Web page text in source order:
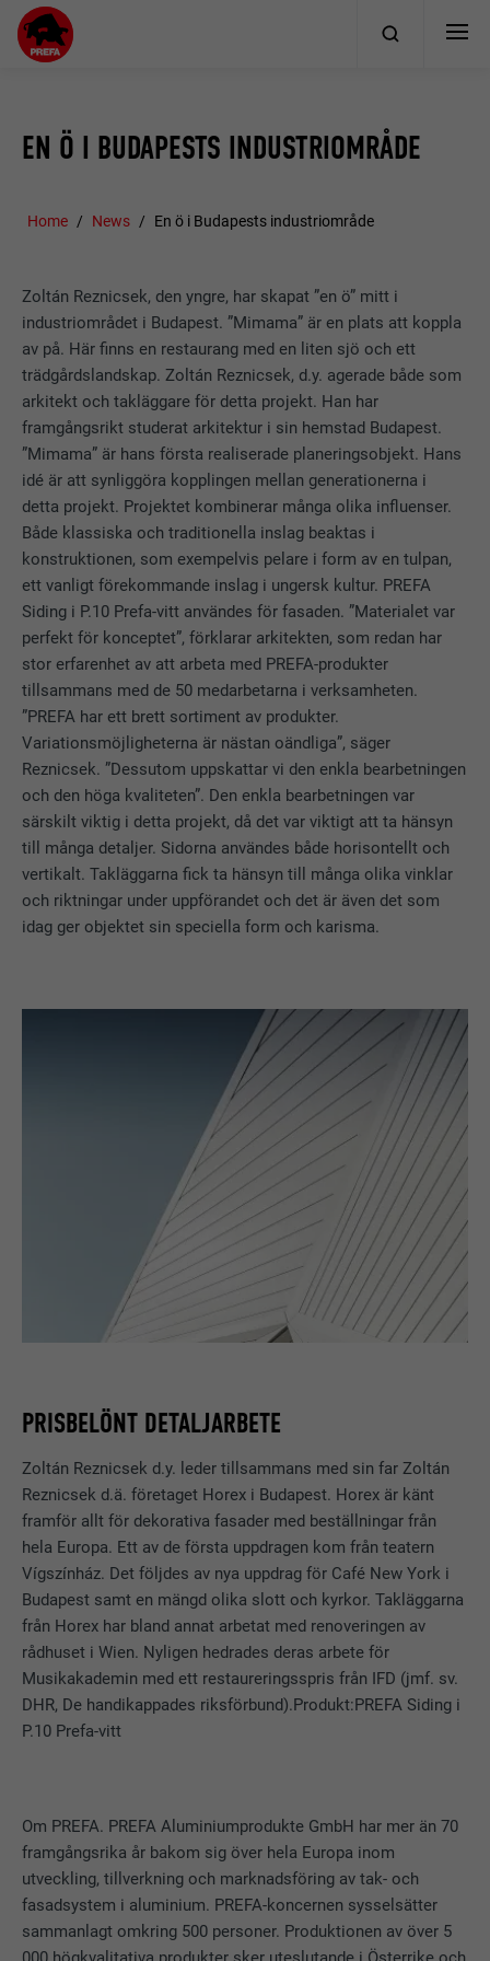
EN Ö I BUDAPESTS INDUSTRIOMRÅDE
Home News En ö i Budapests industriområde
Zoltán Reznicsek, den yngre, har skapat ”en ö” mitt i
industriområdet i Budapest. ”Mimama” är en plats att koppla
av på. Här finns en restaurang med en liten sjö och ett
trädgårdslandskap. Zoltán Reznicsek, d.y. agerade både som
arkitekt och takläggare för detta projekt. Han har
framgångsrikt studerat arkitektur i sin hemstad Budapest.
”Mimama” är hans första realiserade planeringsobjekt. Hans
idé är att synliggöra kopplingen mellan generationerna i
detta projekt. Projektet kombinerar många olika influenser.
Både klassiska och traditionella inslag beaktas i
konstruktionen, som exempelvis pelare i form av en tulpan,
ett vanligt förekommande inslag i ungersk kultur. PREFA
Siding i P.10 Prefa-vitt användes för fasaden. ”Materialet var
perfekt för konceptet”, förklarar arkitekten, som redan har
stor erfarenhet av att arbeta med PREFA-produkter
tillsammans med de 50 medarbetarna i verksamheten.
”PREFA har ett brett sortiment av produkter.
Variationsmöjligheterna är nästan oändliga”, säger
Reznicsek. ”Dessutom uppskattar vi den enkla bearbetningen
och den höga kvaliteten”. Den enkla bearbetningen var
särskilt viktig i detta projekt, då det var viktigt att ta hänsyn
till många detaljer. Sidorna användes både horisontellt och
vertikalt. Takläggarna fick ta hänsyn till många olika vinklar
och riktningar under uppförandet och det är även det som
idag ger objektet sin speciella form och karisma.
PRISBELÖNT DETALJARBETE
Zoltán Reznicsek d.y. leder tillsammans med sin far Zoltán
Reznicsek d.ä. företaget Horex i Budapest. Horex är känt
framför allt för dekorativa fasader med beställningar från
hela Europa. Ett av de första uppdragen kom från teatern
Vígszínház. Det följdes av nya uppdrag för Café New York i
Budapest samt en mängd olika slott och kyrkor. Takläggarna
från Horex har bland annat arbetat med renoveringen av
rådhuset i Wien. Nyligen hedrades deras arbete för
Musikakademin med ett restaureringsspris från IFD (jmf. sv.
DHR, De handikappades riksförbund).Produkt:PREFA Siding i
P.10 Prefa-vitt
Om PREFA. PREFA Aluminiumprodukte GmbH har mer än 70
framgångsrika år bakom sig över hela Europa inom
utveckling, tillverkning och marknadsföring av tak- och
fasadsystem i aluminium. PREFA-koncernen sysselsätter
sammanlagt omkring 500 personer. Produktionen av över 5